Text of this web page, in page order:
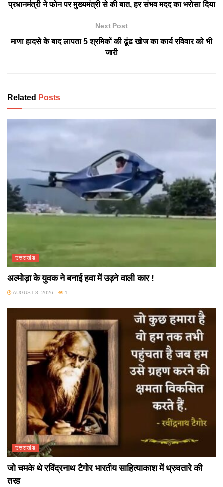
प्रधानमंत्री ने फोन पर मुख्यमंत्री से की बात, हर संभव मदद का भरोसा दिया
Next Post
माणा हादसे के बाद लापता 5 श्रमिकों की ढूंढ खोज का कार्य रविवार को भी
जारी
Related Posts
उत्तराखंड
अल्मोड़ा के युवक ने बनाई हवा में उड़ने वाली कार !
AUGUST 8, 2026 1
उत्तराखंड
जो चमके थे रविंद्रनाथ टैगोर भारतीय साहित्याकाश में ध्रुवतारे की
तरह